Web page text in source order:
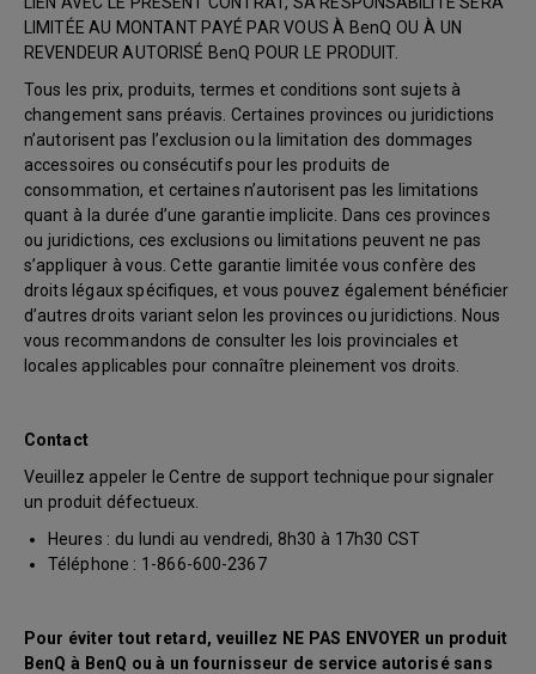
LIMITÉE AU MONTANT PAYÉ PAR VOUS À BenQ OU À UN
REVENDEUR AUTORISÉ BenQ POUR LE PRODUIT.
Tous les prix, produits, termes et conditions sont sujets à
changement sans préavis. Certaines provinces ou juridictions
n’autorisent pas l’exclusion ou la limitation des dommages
accessoires ou consécutifs pour les produits de
consommation, et certaines n’autorisent pas les limitations
quant à la durée d’une garantie implicite. Dans ces provinces
ou juridictions, ces exclusions ou limitations peuvent ne pas
s’appliquer à vous. Cette garantie limitée vous confère des
droits légaux spécifiques, et vous pouvez également bénéficier
d’autres droits variant selon les provinces ou juridictions. Nous
vous recommandons de consulter les lois provinciales et
locales applicables pour connaître pleinement vos droits.
Contact
Veuillez appeler le Centre de support technique pour signaler
un produit défectueux.
Heures : du lundi au vendredi, 8h30 à 17h30 CST
Téléphone : 1-866-600-2367
Pour éviter tout retard, veuillez NE PAS ENVOYER un produit
BenQ à BenQ ou à un fournisseur de service autorisé sans